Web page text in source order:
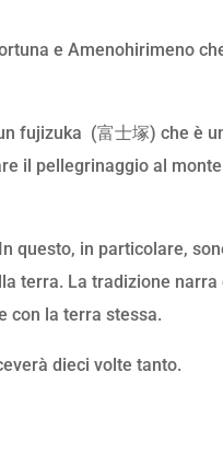
e Amenohirimeno
fujizuka (富士塚) che è
il pellegrinaggio al
in particolare,
terra. La tradizione
con la terra stessa.
dieci volte tanto.